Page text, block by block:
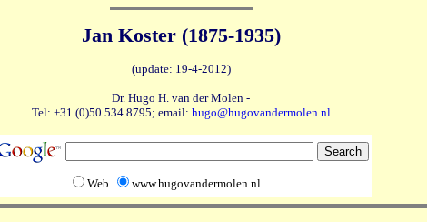
Jan Koster (1875-1935)
(update: 19-4-2012)
Dr. Hugo H. van der Molen -
Tel: +31 (0)50 534 8795; email: hugo@hugovandermolen.nl
Web www.hugovandermolen.nl